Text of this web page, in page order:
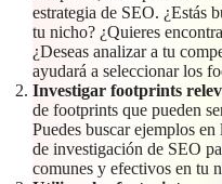
estrategia de SEO. ¿Estás
tu nicho? ¿Quieres
¿Deseas analizar a tu
ayudará a seleccionar los
Investigar footprints
de footprints que pueden
Puedes buscar ejemplos
de investigación de SEO
comunes y efectivos en tu